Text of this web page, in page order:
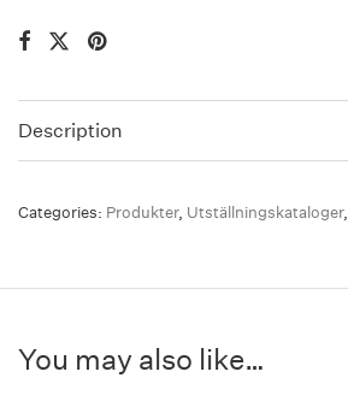
Description
Categories: Produkter, Utställningskataloger,
You may also like…